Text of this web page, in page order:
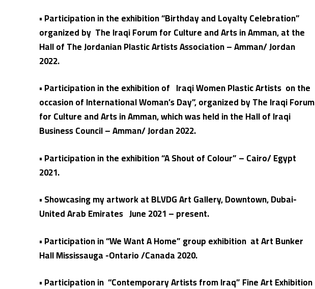
• Participation in the exhibition “Birthday and Loyalty Celebration”
organized by The Iraqi Forum for Culture and Arts in Amman, at the
Hall of The Jordanian Plastic Artists Association – Amman/ Jordan
2022.
• Participation in the exhibition of Iraqi Women Plastic Artists on the
occasion of International Woman’s Day”, organized by The Iraqi Forum
for Culture and Arts in Amman, which was held in the Hall of Iraqi
Business Council – Amman/ Jordan 2022.
• Participation in the exhibition “A Shout of Colour” – Cairo/ Egypt
2021.
• Showcasing my artwork at BLVDG Art Gallery, Downtown, Dubai-
United Arab Emirates June 2021 – present.
• Participation in “We Want A Home” group exhibition at Art Bunker
Hall Mississauga -Ontario /Canada 2020.
• Participation in “Contemporary Artists from Iraq” Fine Art Exhibition